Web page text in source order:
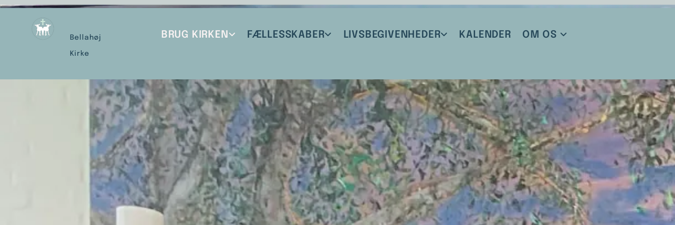
Bellahøj
Kirke
BRUG KIRKEN FÆLLESSKABER LIVSBEGIVENHEDER KALENDER OM OS